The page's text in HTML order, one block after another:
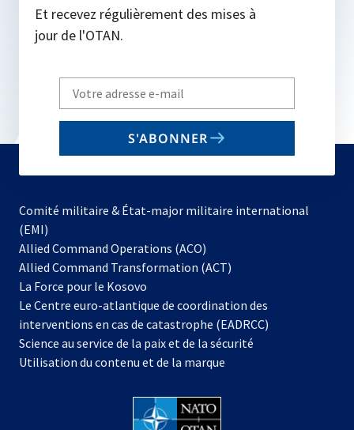
Et recevez régulièrement des mises à
jour de l'OTAN.
Write
your
email
S'ABONNER
Comité militaire & État-major militaire international
(EMI)
Allied Command Operations (ACO)
dans
nouvel
onglet
Allied Command Transformation (ACT)
La Force pour le Kosovo
dans
un
nouvel
onglet
Le Centre euro-atlantique de coordination des
interventions en cas de catastrophe (EADRCC)
Science au service de la paix et de la sécurité
Utilisation du contenu et de la marque